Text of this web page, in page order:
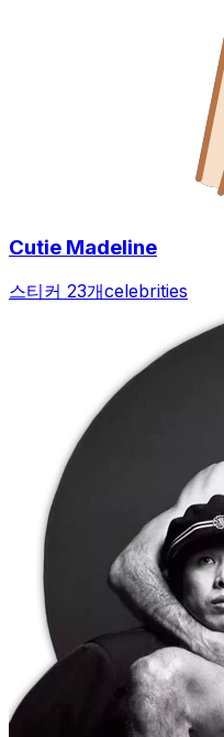
Cutie Madeline
스티커 23개celebrities